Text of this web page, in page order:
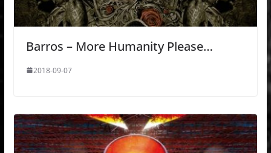
Barros – More Humanity Please…
2018-09-07